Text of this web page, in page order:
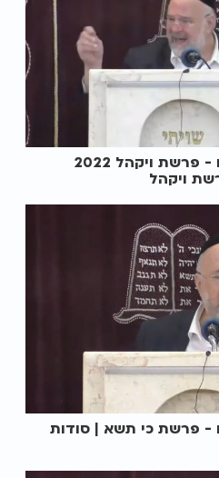
הרב ברוך רוזנבלום - פרשת ויקהל 2022
ויקהל
- פרשת כי תשא | סודות